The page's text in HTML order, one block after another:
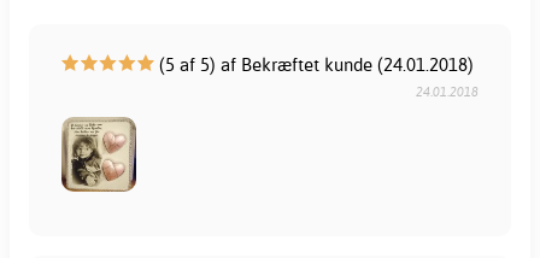
(5 af 5) af Bekræftet kunde (24.01.2018)
24.01.2018